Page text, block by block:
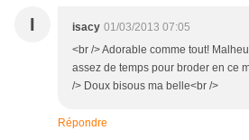
I isacy 01/03/2013 07:05
<br /> Adorable comme tout!
assez de temps pour broder en ce
/> Doux bisous ma belle<br />
Répondre